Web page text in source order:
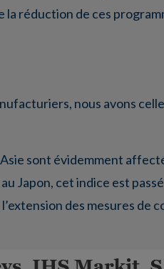
la réduction de ces
nous avons
Asie sont évidemment
Japon, cet indice est
des mesures